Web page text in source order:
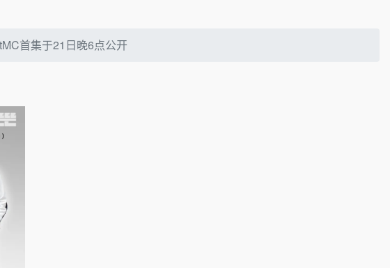
首集于21日晚6点公开